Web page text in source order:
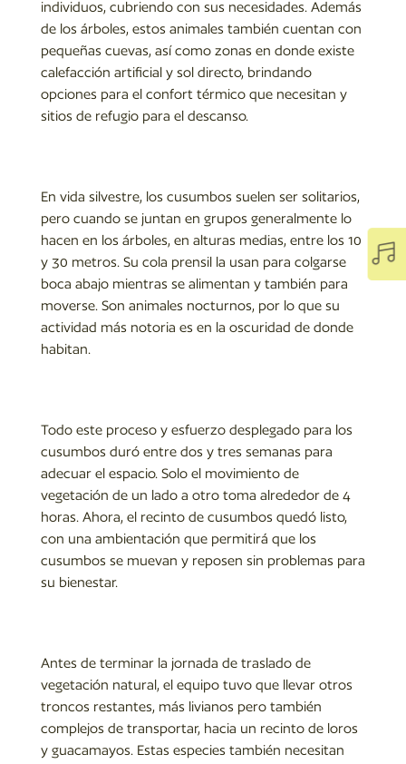
individuos, cubriendo con sus necesidades. Además
de los árboles, estos animales también cuentan con
pequeñas cuevas, así como zonas en donde existe
calefacción artificial y sol directo, brindando
opciones para el confort térmico que necesitan y
sitios de refugio para el descanso.
En vida silvestre, los cusumbos suelen ser solitarios,
pero cuando se juntan en grupos generalmente lo
hacen en los árboles, en alturas medias, entre los 10
y 30 metros. Su cola prensil la usan para colgarse
boca abajo mientras se alimentan y también para
moverse. Son animales nocturnos, por lo que su
actividad más notoria es en la oscuridad de donde
habitan.
Todo este proceso y esfuerzo desplegado para los
cusumbos duró entre dos y tres semanas para
adecuar el espacio. Solo el movimiento de
vegetación de un lado a otro toma alrededor de 4
horas. Ahora, el recinto de cusumbos quedó listo,
con una ambientación que permitirá que los
cusumbos se muevan y reposen sin problemas para
su bienestar.
Antes de terminar la jornada de traslado de
vegetación natural, el equipo tuvo que llevar otros
troncos restantes, más livianos pero también
complejos de transportar, hacia un recinto de loros
y guacamayos. Estas especies también necesitan
